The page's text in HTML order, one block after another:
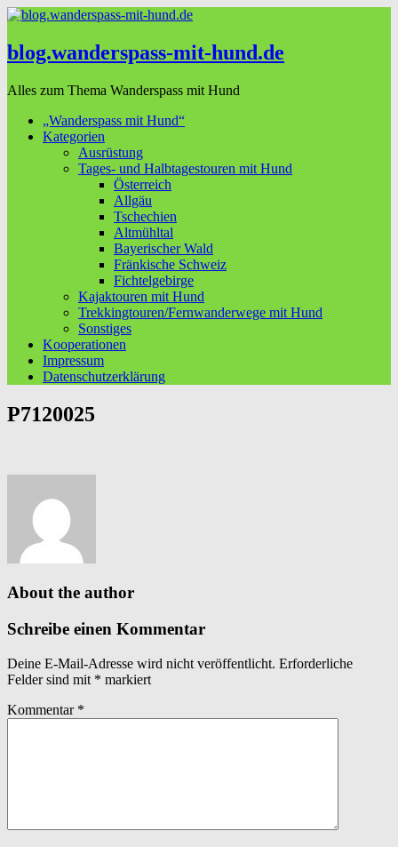
blog.wanderspass-mit-hund.de
Alles zum Thema Wanderspass mit Hund
„Wanderspass mit Hund“
Kategorien
Ausrüstung
Tages- und Halbtagestouren mit Hund
Österreich
Allgäu
Tschechien
Altmühltal
Bayerischer Wald
Fränkische Schweiz
Fichtelgebirge
Kajaktouren mit Hund
Trekkingtouren/Fernwanderwege mit Hund
Sonstiges
Kooperationen
Impressum
Datenschutzerklärung
P7120025
About the author
Schreibe einen Kommentar
Deine E-Mail-Adresse wird nicht veröffentlicht. Erforderliche
Felder sind mit * markiert
Kommentar *